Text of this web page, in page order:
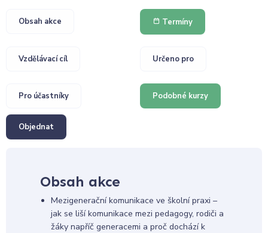
Obsah akce Termíny
Vzdělávací cíl Určeno pro
Pro účastníky Podobné kurzy
Objednat
Obsah akce
Mezigenerační komunikace ve školní praxi –
jak se liší komunikace mezi pedagogy, rodiči a
žáky napříč generacemi a proč dochází k